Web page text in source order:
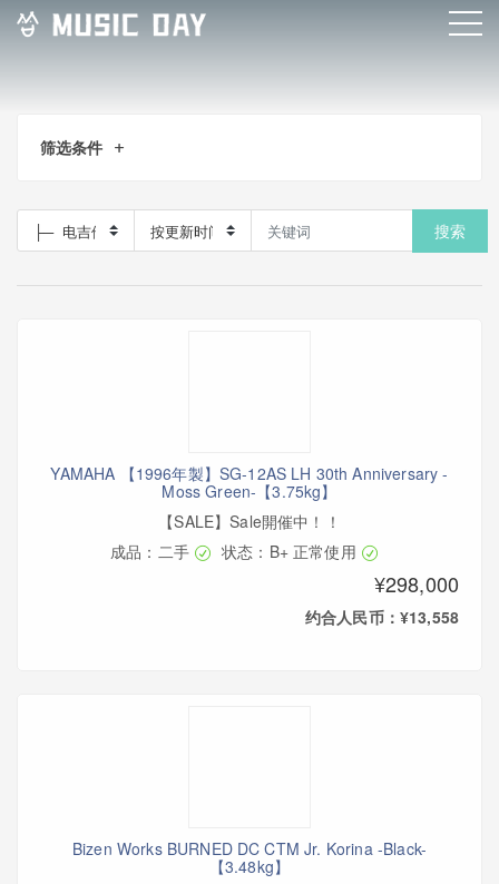
筛选条件
搜索
YAMAHA 【1996年製】SG-12AS LH 30th Anniversary -
Moss Green-【3.75kg】
【SALE】Sale開催中！！
成品：二手
状态：B+ 正常使用
¥298,000
约合人民币：¥13,558
Bizen Works BURNED DC CTM Jr. Korina -Black-
【3.48kg】